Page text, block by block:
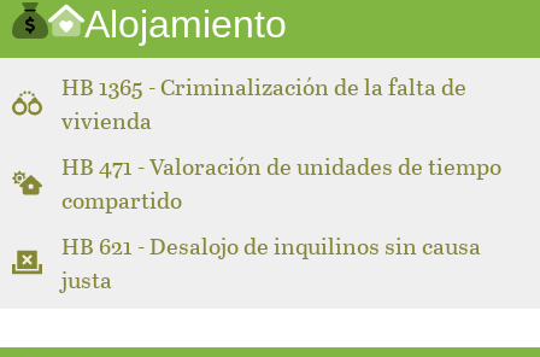
Alojamiento
HB 1365 - Criminalización de la falta de
vivienda
HB 471 - Valoración de unidades de tiempo
compartido
HB 621 - Desalojo de inquilinos sin causa
justa